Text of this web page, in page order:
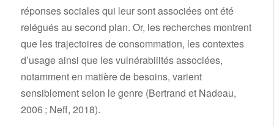
réponses sociales qui leur sont associées ont été
relégués au second plan. Or, les recherches montrent
que les trajectoires de consommation, les contextes
d’usage ainsi que les vulnérabilités associées,
notamment en matière de besoins, varient
sensiblement selon le genre (Bertrand et Nadeau,
2006 ; Neff, 2018).